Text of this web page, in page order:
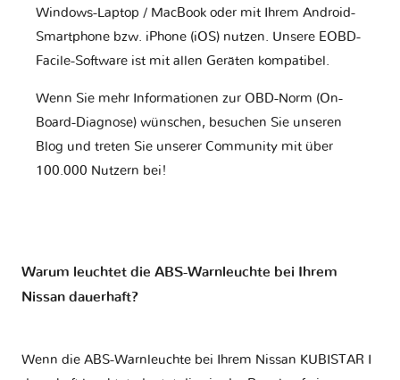
Windows-Laptop / MacBook oder mit Ihrem Android-
Smartphone bzw. iPhone (iOS) nutzen. Unsere EOBD-
Facile-Software ist mit allen Geräten kompatibel.
Wenn Sie mehr Informationen zur OBD-Norm (On-
Board-Diagnose) wünschen, besuchen Sie unseren
Blog und treten Sie unserer Community mit über
100.000 Nutzern bei!
Warum leuchtet die ABS-Warnleuchte bei Ihrem
Nissan dauerhaft?
Wenn die ABS-Warnleuchte bei Ihrem Nissan KUBISTAR I